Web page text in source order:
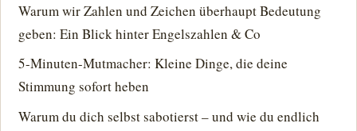
Warum wir Zahlen und Zeichen überhaupt Bedeutung
geben: Ein Blick hinter Engelszahlen & Co
5-Minuten-Mutmacher: Kleine Dinge, die deine
Stimmung sofort heben
Warum du dich selbst sabotierst – und wie du endlich